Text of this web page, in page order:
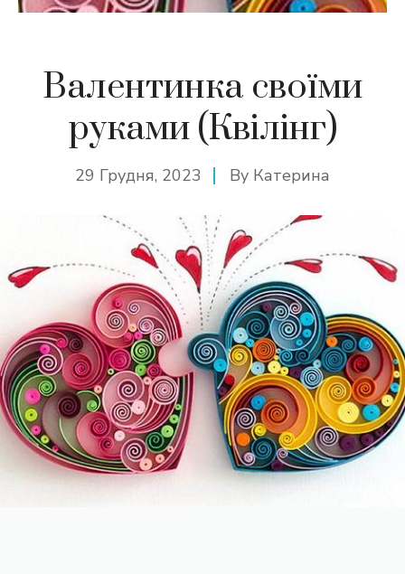
Валентинка своїми
руками (Квілінг)
29 Грудня, 2023 By Катерина